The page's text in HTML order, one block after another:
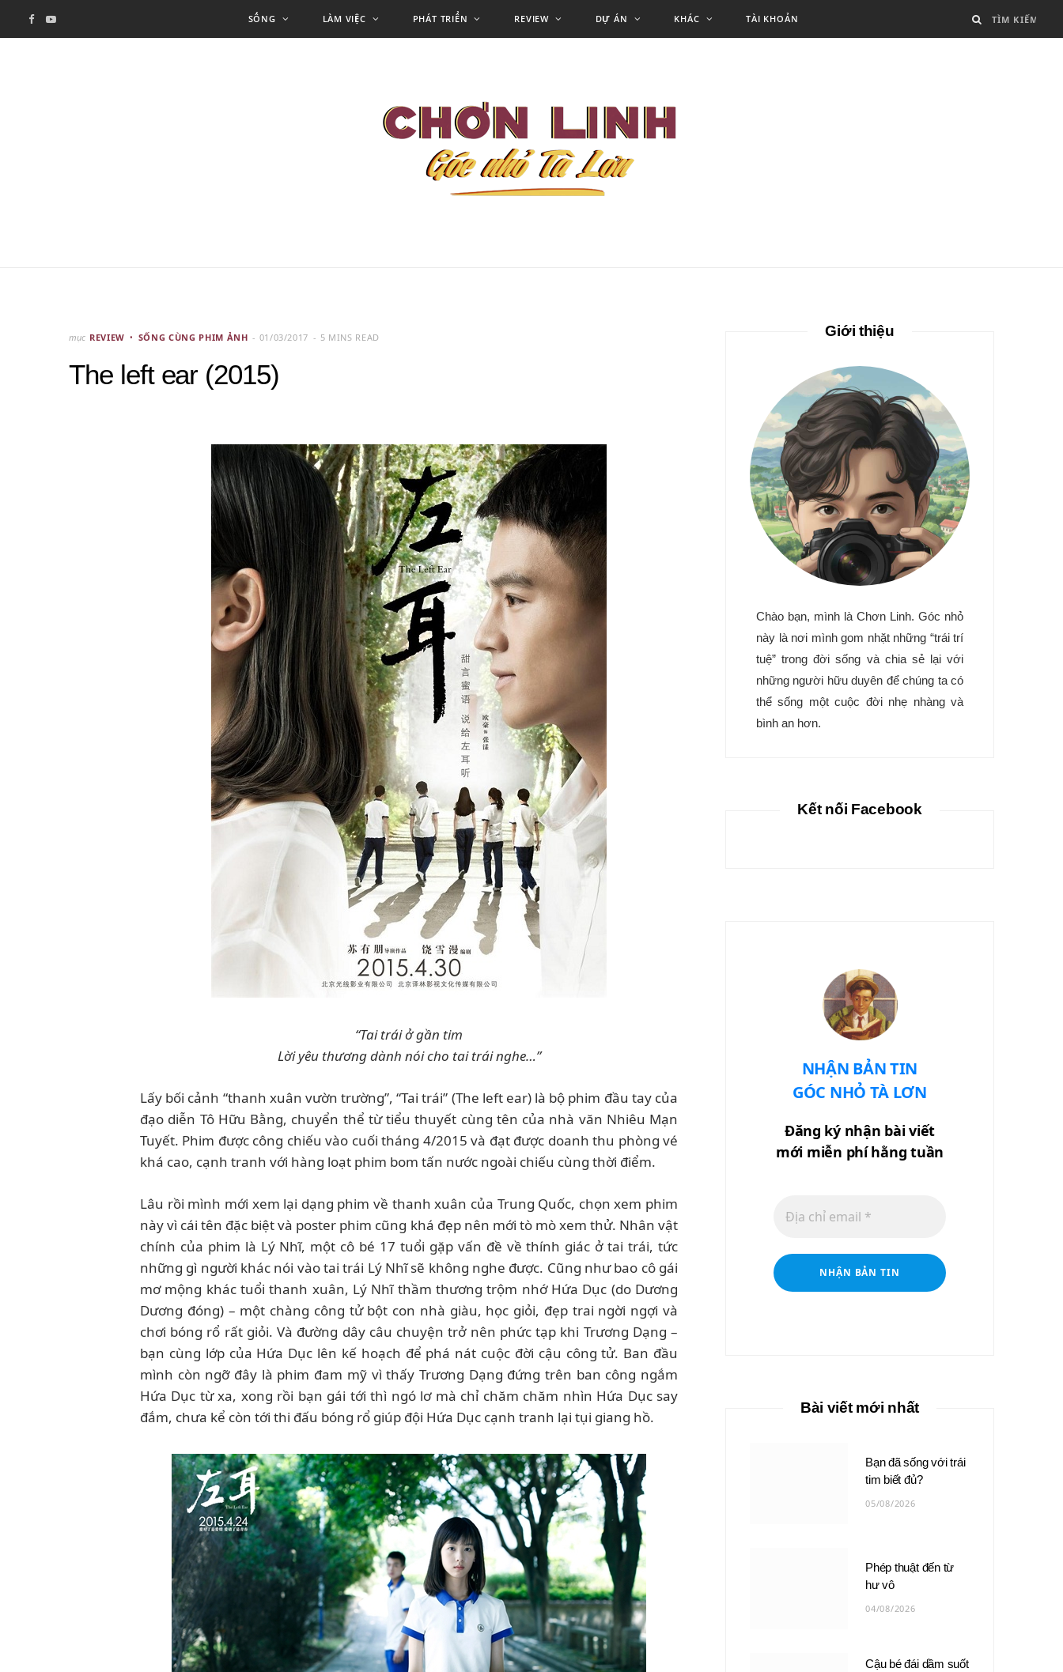
F Y SỐNG LÀM VIỆC PHÁT TRIỂN REVIEW DỰ ÁN KHÁC TÀI KHOẢN
mục REVIEW SỐNG CÙNG PHIM ẢNH 01/03/2017 5 MINS READ
The left ear (2015)
“Tai trái ở gần tim
Lời yêu thương dành nói cho tai trái nghe…”
Lấy bối cảnh “thanh xuân vườn trường”, “Tai trái” (The left ear) là bộ phim đầu tay của
đạo diễn Tô Hữu Bằng, chuyển thể từ tiểu thuyết cùng tên của nhà văn Nhiêu Mạn
Tuyết. Phim được công chiếu vào cuối tháng 4/2015 và đạt được doanh thu phòng vé
khá cao, cạnh tranh với hàng loạt phim bom tấn nước ngoài chiếu cùng thời điểm.
Lâu rồi mình mới xem lại dạng phim về thanh xuân của Trung Quốc, chọn xem phim
này vì cái tên đặc biệt và poster phim cũng khá đẹp nên mới tò mò xem thử. Nhân vật
chính của phim là Lý Nhĩ, một cô bé 17 tuổi gặp vấn đề về thính giác ở tai trái, tức
những gì người khác nói vào tai trái Lý Nhĩ sẽ không nghe được. Cũng như bao cô gái
mơ mộng khác tuổi thanh xuân, Lý Nhĩ thầm thương trộm nhớ Hứa Dục (do Dương
Dương đóng) – một chàng công tử bột con nhà giàu, học giỏi, đẹp trai ngời ngợi và
chơi bóng rổ rất giỏi. Và đường dây câu chuyện trở nên phức tạp khi Trương Dạng –
bạn cùng lớp của Hứa Dục lên kế hoạch để phá nát cuộc đời cậu công tử. Ban đầu
mình còn ngỡ đây là phim đam mỹ vì thấy Trương Dạng đứng trên ban công ngắm
Hứa Dục từ xa, xong rồi bạn gái tới thì ngó lơ mà chỉ chăm chăm nhìn Hứa Dục say
đắm, chưa kể còn tới thi đấu bóng rổ giúp đội Hứa Dục cạnh tranh lại tụi giang hồ.
Giới thiệu
Chào bạn, mình là Chơn Linh. Góc nhỏ
này là nơi mình gom nhặt những “trái trí
tuệ” trong đời sống và chia sẻ lại với
những người hữu duyên để chúng ta có
thể sống một cuộc đời nhẹ nhàng và
bình an hơn.
Kết nối Facebook
NHẬN BẢN TIN
GÓC NHỎ TÀ LƠN
Đăng ký nhận bài viết
mới miễn phí hằng tuần
Bài viết mới nhất
Bạn đã sống với trái
tim biết đủ?
05/08/2026
Phép thuật đến từ
hư vô
04/08/2026
Cậu bé đái dầm suốt